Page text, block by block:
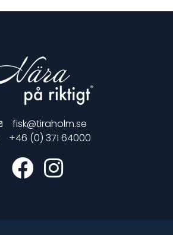
fisk@tiraholm.se
+46 (0) 371 64000